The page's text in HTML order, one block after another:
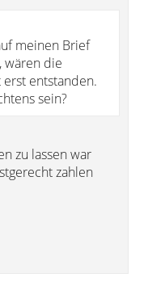
meinen Brief
wären die
erst entstanden.
sein?
zu lassen war
zahlen